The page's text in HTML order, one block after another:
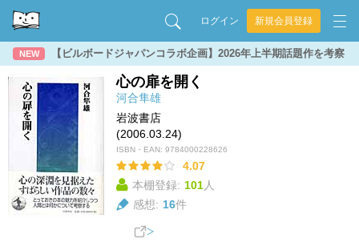
ログイン 新規会員登録
NEW 【ビルボードジャパンコラボ企画】2026年上半期話題作を考察
心の扉を開く
河合隼雄
岩波書店
(2006.03.24)
ISBN・EAN: 9784000228626
4.07
本棚登録: 101人
感想: 16件